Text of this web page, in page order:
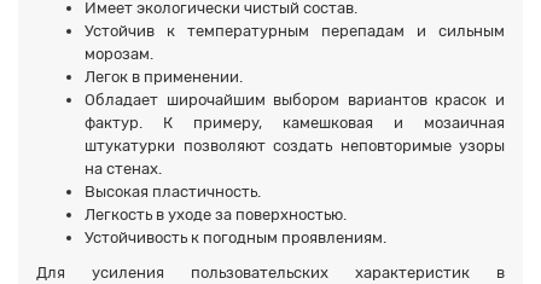
Имеет экологически чистый состав.
Устойчив к температурным перепадам и сильным
морозам.
Легок в применении.
Обладает широчайшим выбором вариантов красок и
фактур. К примеру, камешковая и мозаичная
штукатурки позволяют создать неповторимые узоры
на стенах.
Высокая пластичность.
Легкость в уходе за поверхностью.
Устойчивость к погодным проявлениям.
Для усиления пользовательских характеристик в